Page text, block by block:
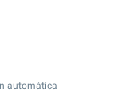
automática